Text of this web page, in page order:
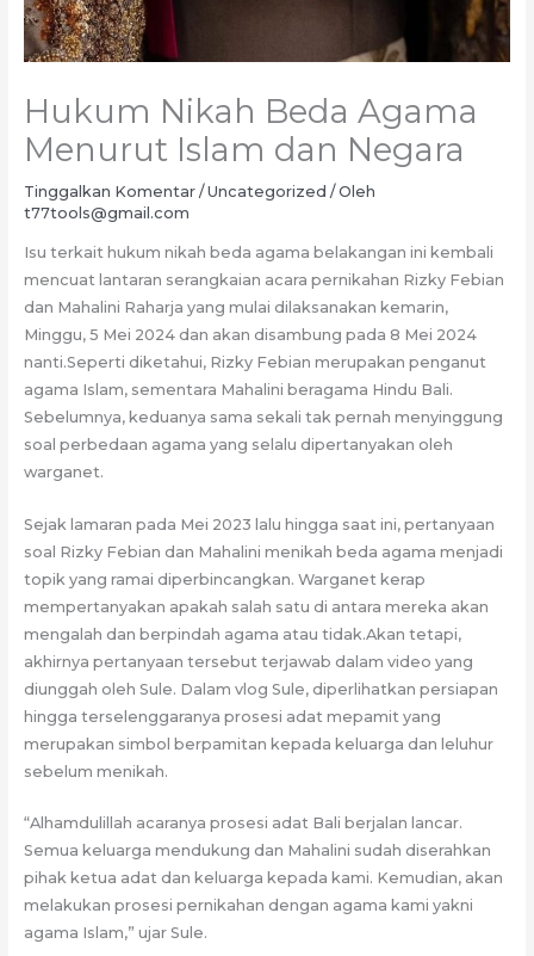
Hukum Nikah Beda Agama
Menurut Islam dan Negara
Tinggalkan Komentar /Uncategorized / Oleh
t77tools@gmail.com
Isu terkait hukum nikah beda agama belakangan ini kembali
mencuat lantaran serangkaian acara pernikahan Rizky Febian
dan Mahalini Raharja yang mulai dilaksanakan kemarin,
Minggu, 5 Mei 2024 dan akan disambung pada 8 Mei 2024
nanti.Seperti diketahui, Rizky Febian merupakan penganut
agama Islam, sementara Mahalini beragama Hindu Bali.
Sebelumnya, keduanya sama sekali tak pernah menyinggung
soal perbedaan agama yang selalu dipertanyakan oleh
warganet.
Sejak lamaran pada Mei 2023 lalu hingga saat ini, pertanyaan
soal Rizky Febian dan Mahalini menikah beda agama menjadi
topik yang ramai diperbincangkan. Warganet kerap
mempertanyakan apakah salah satu di antara mereka akan
mengalah dan berpindah agama atau tidak.Akan tetapi,
akhirnya pertanyaan tersebut terjawab dalam video yang
diunggah oleh Sule. Dalam vlog Sule, diperlihatkan persiapan
hingga terselenggaranya prosesi adat mepamit yang
merupakan simbol berpamitan kepada keluarga dan leluhur
sebelum menikah.
“Alhamdulillah acaranya prosesi adat Bali berjalan lancar.
Semua keluarga mendukung dan Mahalini sudah diserahkan
pihak ketua adat dan keluarga kepada kami. Kemudian, akan
melakukan prosesi pernikahan dengan agama kami yakni
agama Islam,” ujar Sule.